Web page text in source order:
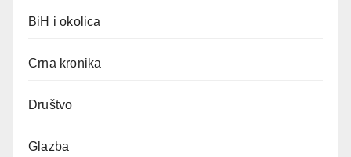
BiH i okolica
Crna kronika
Društvo
Glazba